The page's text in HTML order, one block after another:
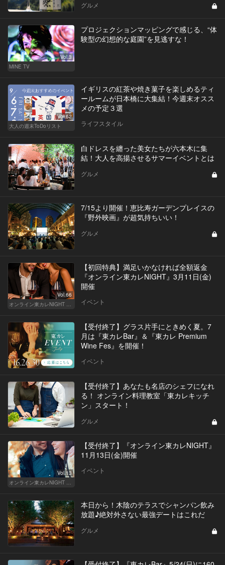
グルメ
Vol.3
MINE TV
プロジェクションマッピングで感じる、“体
験型の幻想的な庭園”を見逃すな！
Vol.62
大人の週末ToDoリスト
イギリスの紅茶や焼き菓子を楽しめるティ
ールームが日本橋に大集結！今週末オスス
メの予定３選
ライフスタイル
白ドレスを纏った美女たちが六本木に集
結！大人を高揚させるサマーイベントとは
グルメ
7/15より開催！恵比寿ガーデンプレイスの
『野外映画』が超気持ちいい！
グルメ
Vol.66
【初回特典】満足いかなければ全額返金
『オンライン東カレNIGHT』3月11日(金)
開催
イベント
【受付終了】グラス片手にときめく夏。7
月は『東カレBar』＆『東カレ Premium
Wine Fes』を開催！
イベント
【受付終了】あなたも名店のシェフになれ
る！ オンライン料理教室「東カレキッチ
ン」スタート！
グルメ
Vol.13
【受付終了】『オンライン東カレNIGHT』
11月13日(金)開催
イベント
本日から！木陰のテラスでシャンパン飲み
放題♪絶対外さない最強デートはこれだ
グルメ